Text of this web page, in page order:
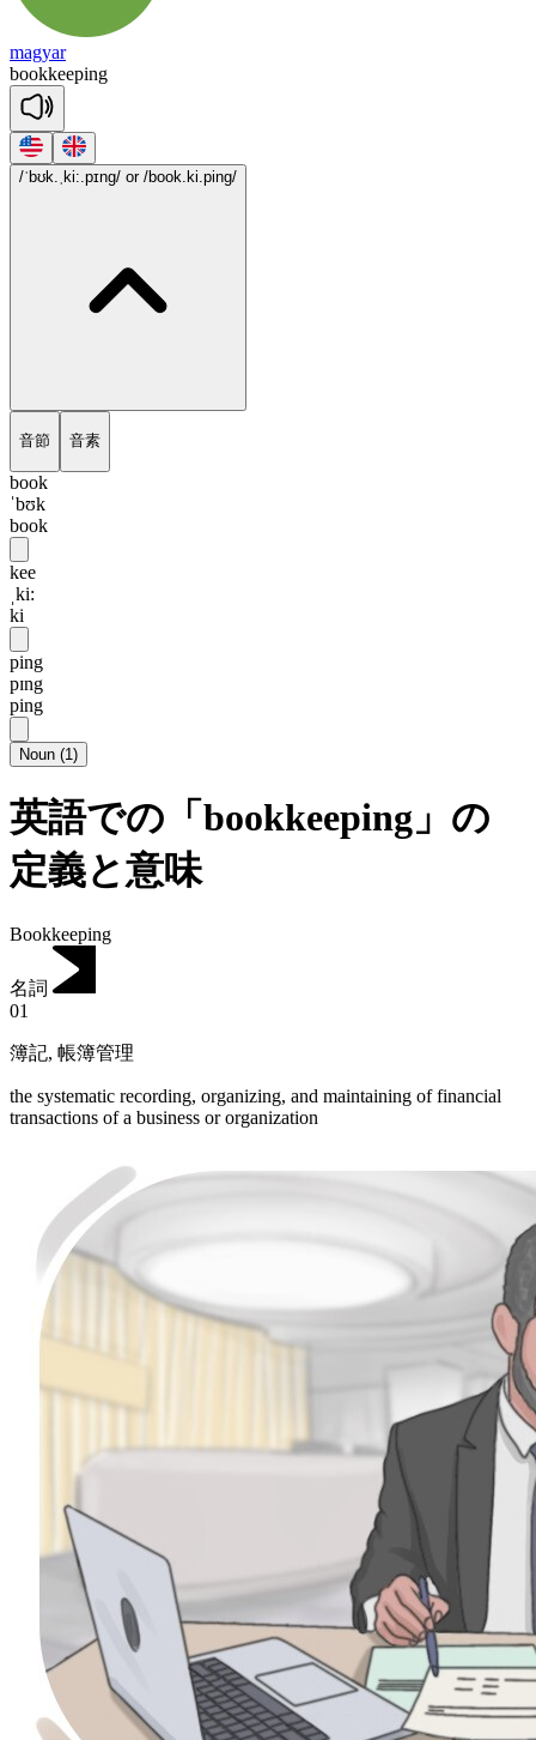
magyar
bookkeeping
/ˈbʊk.ˌki:.pɪng/ or /book.ki.ping/
音節 音素
book
ˈbʊk
book
kee
ˌki:
ki
ping
pɪng
ping
Noun (1)
英語での「bookkeeping」の
定義と意味
Bookkeeping
名詞
01
簿記, 帳簿管理
the systematic recording, organizing, and maintaining of financial
transactions of a business or organization